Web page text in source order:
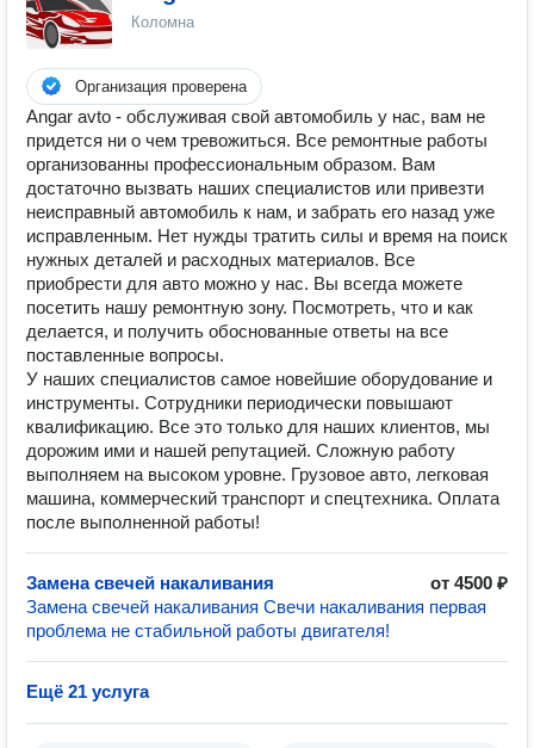
Коломна
Организация проверена
Angar avto - обслуживая свой автомобиль у нас, вам не
придется ни о чем тревожиться. Все ремонтные работы
организованны профессиональным образом. Вам
достаточно вызвать наших специалистов или привезти
неисправный автомобиль к нам, и забрать его назад уже
исправленным. Нет нужды тратить силы и время на поиск
нужных деталей и расходных материалов. Все
приобрести для авто можно у нас. Вы всегда можете
посетить нашу ремонтную зону. Посмотреть, что и как
делается, и получить обоснованные ответы на все
поставленные вопросы.
У наших специалистов самое новейшие оборудование и
инструменты. Сотрудники периодически повышают
квалификацию. Все это только для наших клиентов, мы
дорожим ими и нашей репутацией. Сложную работу
выполняем на высоком уровне. Грузовое авто, легковая
машина, коммерческий транспорт и спецтехника. Оплата
после выполненной работы!
Замена свечей накаливания
от 4500 ₽
Замена свечей накаливания Свечи накаливания первая
проблема не стабильной работы двигателя!
Ещё 21 услуга